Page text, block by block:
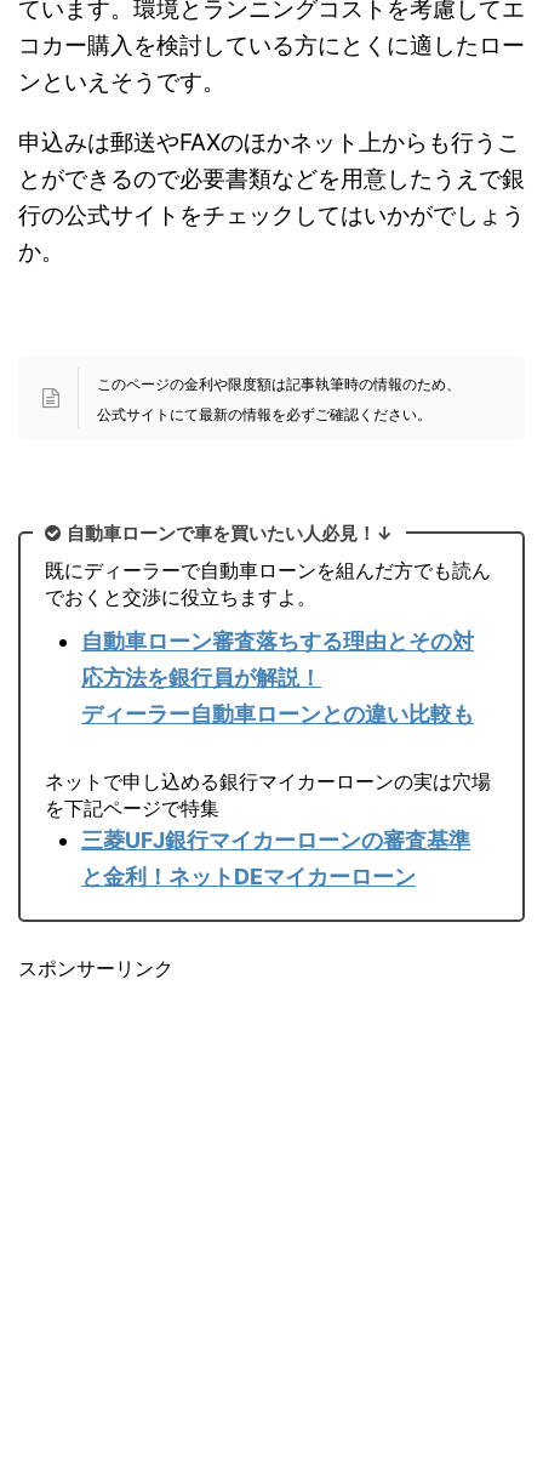
ています。環境とランニングコストを考慮してエ
コカー購入を検討している方にとくに適したロー
ンといえそうです。
申込みは郵送やFAXのほかネット上からも行うこ
とができるので必要書類などを用意したうえで銀
行の公式サイトをチェックしてはいかがでしょう
か。
このページの金利や限度額は記事執筆時の情報のため、
公式サイトにて最新の情報を必ずご確認ください。
自動車ローンで車を買いたい人必見！↓
既にディーラーで自動車ローンを組んだ方でも読ん
でおくと交渉に役立ちますよ。
自動車ローン審査落ちする理由とその対
応方法を銀行員が解説！
ディーラー自動車ローンとの違い比較も
ネットで申し込める銀行マイカーローンの実は穴場
を下記ページで特集
三菱UFJ銀行マイカーローンの審査基準
と金利！ネットDEマイカーローン
スポンサーリンク